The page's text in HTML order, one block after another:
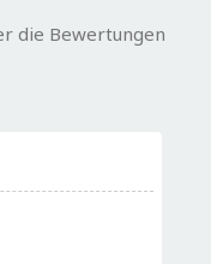
die Bewertungen